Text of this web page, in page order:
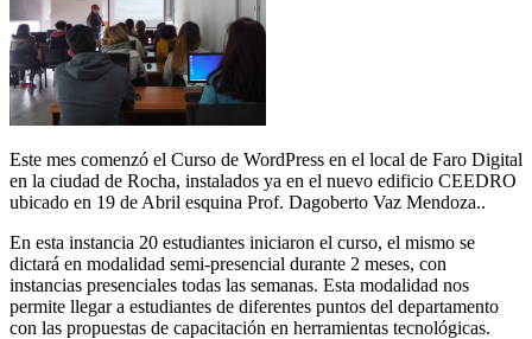
Este mes comenzó el Curso de WordPress en el local de Faro Digital
en la ciudad de Rocha, instalados ya en el nuevo edificio CEEDRO
ubicado en 19 de Abril esquina Prof. Dagoberto Vaz Mendoza..
En esta instancia 20 estudiantes iniciaron el curso, el mismo se
dictará en modalidad semi-presencial durante 2 meses, con
instancias presenciales todas las semanas. Esta modalidad nos
permite llegar a estudiantes de diferentes puntos del departamento
con las propuestas de capacitación en herramientas tecnológicas.